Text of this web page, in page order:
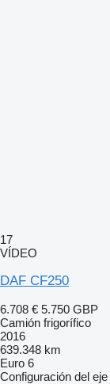
17
VÍDEO
DAF CF250
6.708 € 5.750 GBP
Camión frigorífico
2016
639.348 km
Euro 6
Configuración del eje